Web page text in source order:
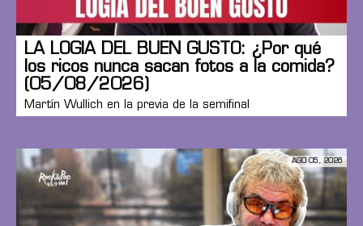
LA LOGIA DEL BUEN GUSTO: ¿Por qué
los ricos nunca sacan fotos a la comida?
(05/08/2026)
Martín Wullich en la previa de la semifinal
AGO 05, 2026